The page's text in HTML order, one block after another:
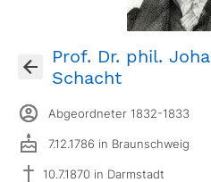
Prof. Dr. phil.
Schacht
Abgeordneter 1832-1833
7.12.1786 in Braunschweig
10.7.1870 in Darmstadt